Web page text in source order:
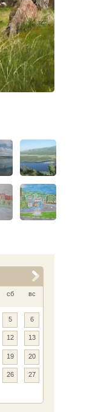
сб вс
5 6
12 13
19 20
26 27